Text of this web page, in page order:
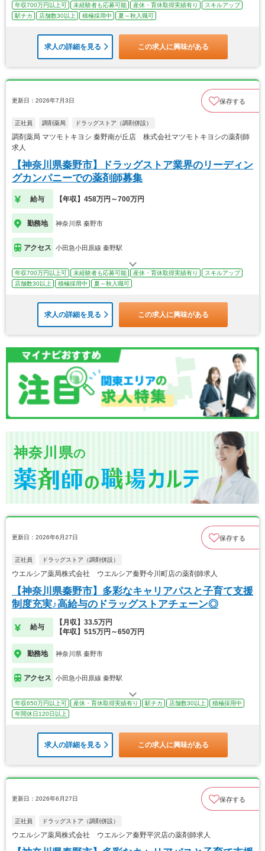
年収700万円以上可 未経験者も応募可能 産休・育休取得実績有り
スキルアップ
駅チカ
店舗数30以上 積極採用中 夏～秋入職可
求人の詳細を見る この求人に興味がある
更新日：2026年7月3日 保存する
正社員 調剤薬局 ドラッグストア（調剤併設）
調剤薬局 マツモトキヨシ 秦野南が丘店 株式会社マツモトキヨシの薬剤師
求人
【神奈川県秦野市】ドラッグストア業界のリーディン
グカンパニーでの薬剤師募集
給与 【年収】458万円～700万円
勤務地 神奈川県 秦野市
アクセス 小田急小田原線 秦野駅
年収700万円以上可 未経験者も応募可能 産休・育休取得実績有り
スキルアップ
店舗数30以上
積極採用中 夏～秋入職可
求人の詳細を見る この求人に興味がある
神奈川県の
更新日：2026年6月27日 保存する
正社員 ドラッグストア（調剤併設）
ウエルシア薬局株式会社 ウエルシア秦野今川町店の薬剤師求人
【神奈川県秦野市】多彩なキャリアパスと子育て支援
制度充実♪高給与のドラッグストアチェーン◎
給与
【月収】33.5万円
【年収】515万円～650万円
勤務地 神奈川県 秦野市
アクセス 小田急小田原線 秦野駅
年収650万円以上可 産休・育休取得実績有り 駅チカ 店舗数30以上
積極採用中
年間休日120日以上
求人の詳細を見る この求人に興味がある
更新日：2026年6月27日 保存する
正社員 ドラッグストア（調剤併設）
ウエルシア薬局株式会社 ウエルシア秦野平沢店の薬剤師求人